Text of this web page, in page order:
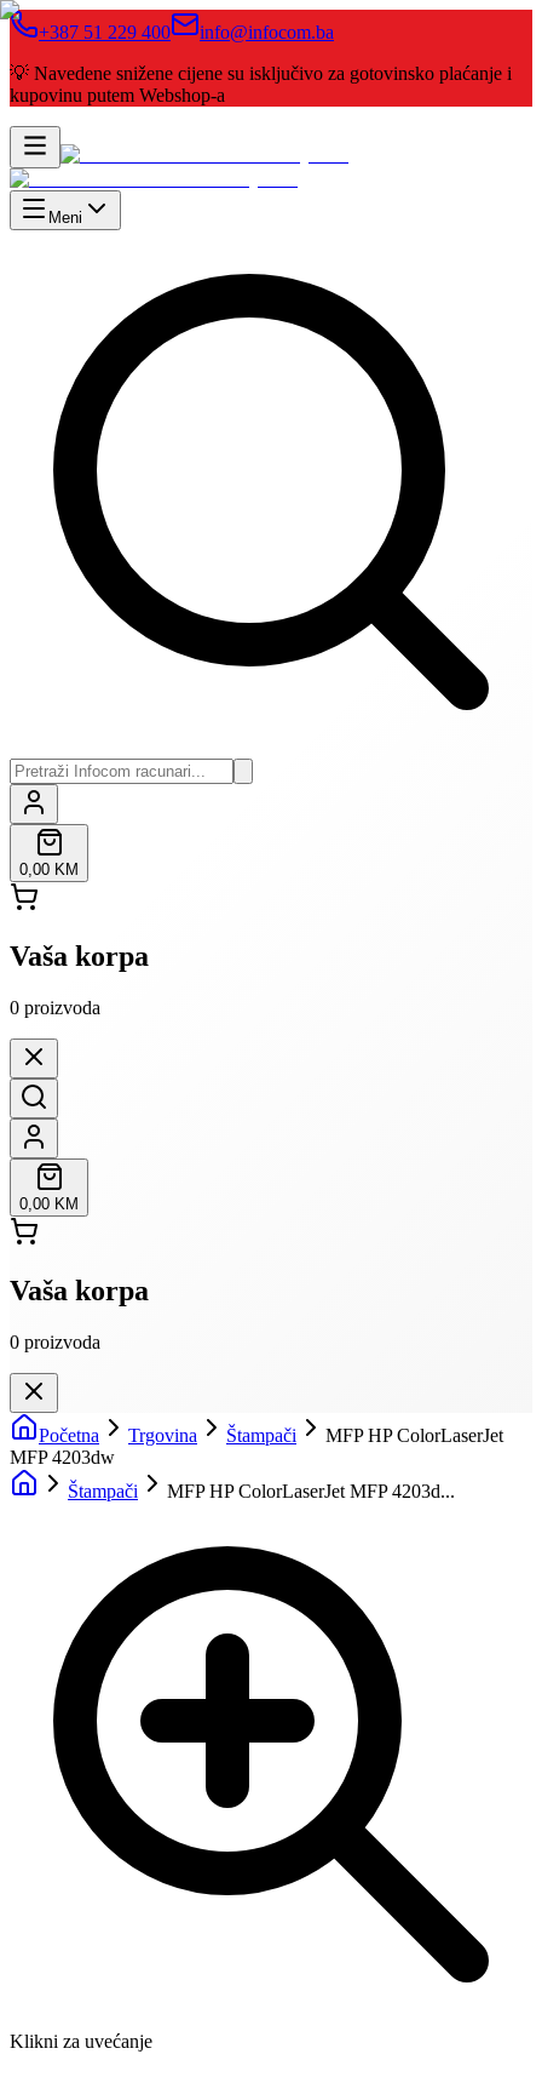
+387 51 229 400
info@infocom.ba
💡 Navedene snižene cijene su isključivo za gotovinsko plaćanje i
kupovinu putem Webshop-a
Meni
0,00 KM
Vaša korpa
0 proizvoda
0,00 KM
Vaša korpa
0 proizvoda
Početna Trgovina Štampači
MFP HP ColorLaserJet
MFP 4203dw
Štampači
MFP HP ColorLaserJet MFP 4203d...
Klikni za uvećanje